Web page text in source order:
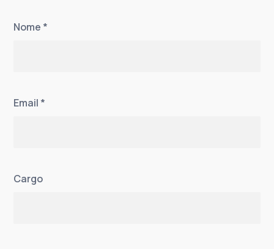
Nome *
Email *
Cargo